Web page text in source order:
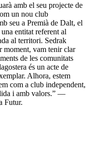
amb el seu projecte de
un nou club
seu a Premià de Dalt, el
entitat referent al
al territori. Sedrak
moment, vam tenir clar
de les comunitats
és un acte de
Alhora, estem
com a club independent,
i amb valors.” —
Futur.